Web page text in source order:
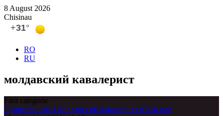
8 August 2026
Chisinau
RO
RU
молдавский кавалерист
Fără categorie
Единственный молдавский кавалерист в Кремле